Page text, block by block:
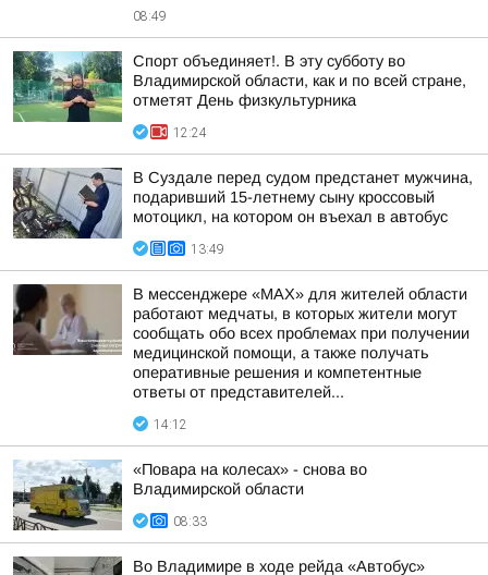
08:49
Спорт объединяет!. В эту субботу во
Владимирской области, как и по всей стране,
отметят День физкультурника
12:24
В Суздале перед судом предстанет мужчина,
подаривший 15-летнему сыну кроссовый
мотоцикл, на котором он въехал в автобус
13:49
В мессенджере «MAX» для жителей области
работают медчаты, в которых жители могут
сообщать обо всех проблемах при получении
медицинской помощи, а также получать
оперативные решения и компетентные
ответы от представителей...
14:12
«Повара на колесах» - снова во
Владимирской области
08:33
Во Владимире в ходе рейда «Автобус»